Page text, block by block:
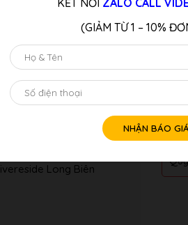
Long Biên
yếu
tôi.
đa
trí tự
KẾT NỐI ZALO CALL
(GIẢM TỪ 1 – 10%